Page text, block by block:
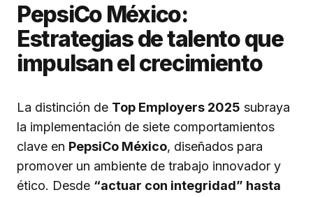
PepsiCo México:
Estrategias de talento que
impulsan el crecimiento
La distinción de Top Employers 2025 subraya
la implementación de siete comportamientos
clave en PepsiCo México, diseñados para
promover un ambiente de trabajo innovador y
ético. Desde “actuar con integridad” hasta